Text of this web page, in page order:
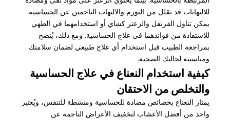
للالتهابات قد تقلل من التورم والالتهاب الناجمين عن الحساسية.
يمكن تناول القرنفل والزعتر كشاي أو استخدامهما في الطهي
للاستفادة من فوائدهما في علاج الحساسية. ومع ذلك، يُنصح
بمراجعة الطبيب قبل استخدام أي علاج طبيعي لضمان سلامتك
ومناسبته لحالتك الصحية.
كيفية استخدام النعناع في علاج الحساسية
والتخلص من الاحتقان
يمتاز النعناع بخصائص مضادة للحساسية ومنشطة للتنفس، ويُعتبر
واحد من أفضل الأعشاب لتخفيف الأعراض الناجمة عن